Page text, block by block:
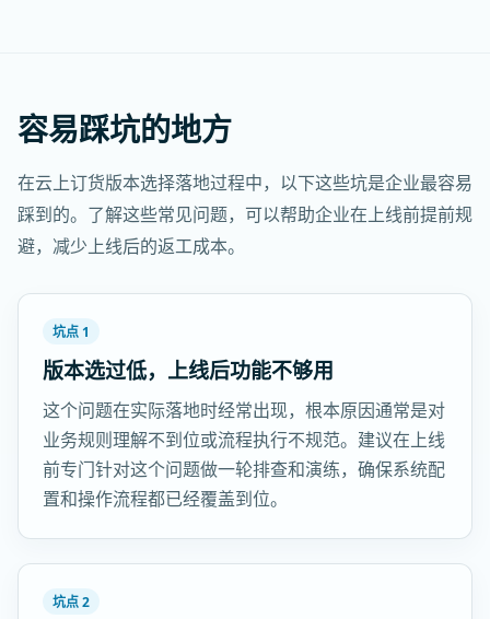
容易踩坑的地方
在云上订货版本选择落地过程中，以下这些坑是企业最容易
踩到的。了解这些常见问题，可以帮助企业在上线前提前规
避，减少上线后的返工成本。
坑点 1
版本选过低，上线后功能不够用
这个问题在实际落地时经常出现，根本原因通常是对
业务规则理解不到位或流程执行不规范。建议在上线
前专门针对这个问题做一轮排查和演练，确保系统配
置和操作流程都已经覆盖到位。
坑点 2